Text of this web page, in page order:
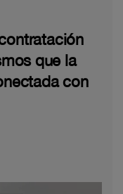
que la
con